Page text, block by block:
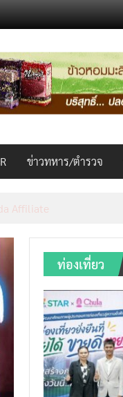
ข่าวทหาร/ตำรวจ
Affiliate
ท่องเที่ยว